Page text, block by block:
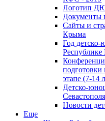
Логотип
Документы
Сайты и
Крыма
Год детско-
этапе (7-14
Детско-
Севастополя
Новости
Еще